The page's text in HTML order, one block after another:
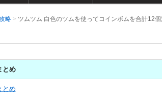
略 ツムツム 白色のツムを使ってコインボムを合計12
とめ
とめ